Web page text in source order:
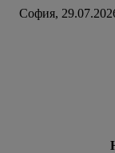
София,